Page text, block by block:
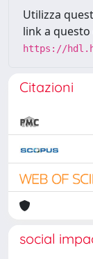
Utilizza
link a
https://
Citazioni
social